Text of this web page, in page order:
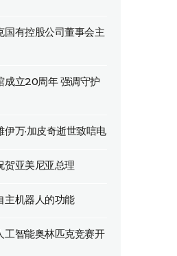
国有控股公司董事会主
成立20周年 强调守护
万·加皮奇逝世致唁电
贺亚美尼亚总理
主机器人的功能
工智能奥林匹克竞赛开